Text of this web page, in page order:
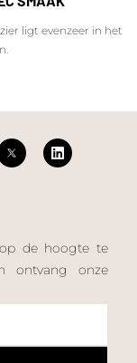
ligt evenzeer in het
de hoogte te
ontvang onze